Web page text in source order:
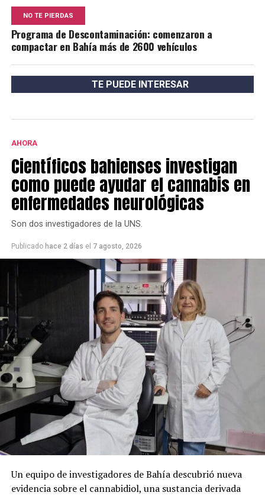
NO TE PIERDAS
Programa de Descontaminación: comenzaron a
compactar en Bahía más de 2600 vehículos
TE PUEDE INTERESAR
AHORA
Científicos bahienses investigan
como puede ayudar el cannabis en
enfermedades neurológicas
Son dos investigadores de la UNS.
Publicado hace 2 días el 7 agosto, 2026
Un equipo de investigadores de Bahía descubrió nueva
evidencia sobre el cannabidiol, una sustancia derivada